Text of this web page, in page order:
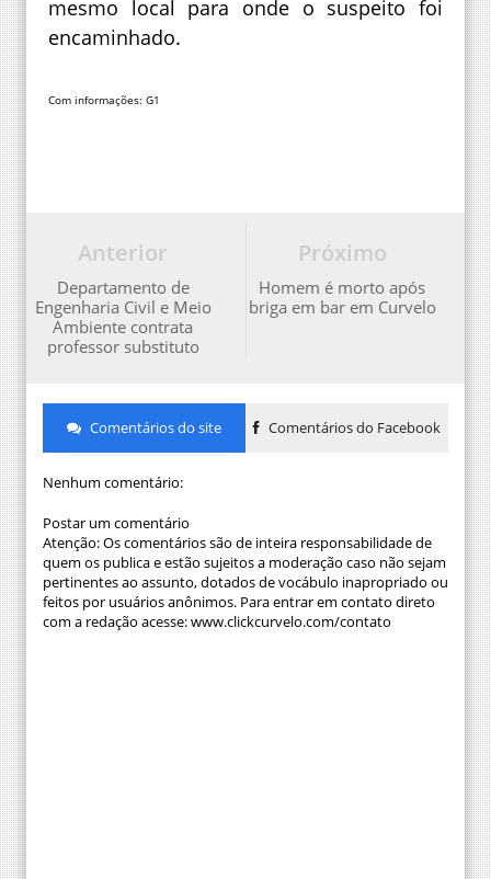
mesmo local para onde o suspeito foi
encaminhado.
Com informações: G1
Próximo
Homem é morto após
briga em bar em Curvelo
Anterior
Departamento de
Engenharia Civil e Meio
Ambiente contrata
professor substituto
Comentários do site Comentários do Facebook
Nenhum comentário:
Postar um comentário
Atenção: Os comentários são de inteira responsabilidade de
quem os publica e estão sujeitos a moderação caso não sejam
pertinentes ao assunto, dotados de vocábulo inapropriado ou
feitos por usuários anônimos. Para entrar em contato direto
com a redação acesse: www.clickcurvelo.com/contato